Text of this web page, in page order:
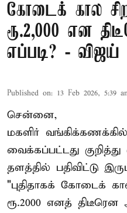
கோடைக் கால
ரூ.2,000 என
எப்படி? - விஜய்
Published on: 13 Feb 2026, 5:39
சென்னை,
மகளிர்
வைக்கப்பட்டது
தளத்தில் பதிவிட்டு
"புதிதாகக் கோடைக்
ரூ.2000 எனத் திடீரென